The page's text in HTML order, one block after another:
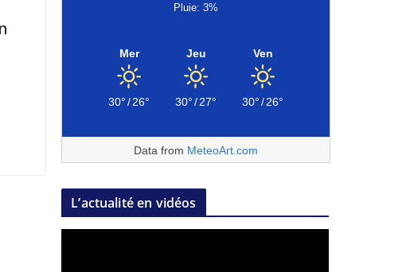
Pluie: 3%
Mer
30°/26°
Jeu
30°/27°
Ven
30°/26°
Data from MeteoArt.com
L’actualité en vidéos